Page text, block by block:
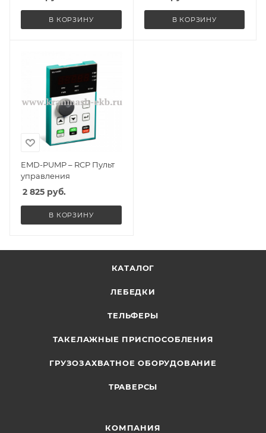
В КОРЗИНУ В КОРЗИНУ
EMD-PUMP – RCP Пульт
управления
2 825 руб.
В КОРЗИНУ
КАТАЛОГ
ЛЕБЕДКИ
ТЕЛЬФЕРЫ
ТАКЕЛАЖНЫЕ ПРИСПОСОБЛЕНИЯ
ГРУЗОЗАХВАТНОЕ ОБОРУДОВАНИЕ
ТРАВЕРСЫ
КОМПАНИЯ